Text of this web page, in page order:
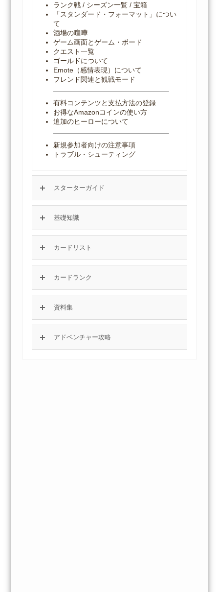
ランク戦 / シーズン一覧 / 宝箱
「スタンダード・フォーマット」につい
て
酒場の喧嘩
ゲーム画面とゲーム・ボード
クエスト一覧
ゴールドについて
Emote（感情表現）について
フレンド関連と観戦モード
有料コンテンツと支払方法の登録
お得なAmazonコインの使い方
追加のヒーローについて
新規参加者向けの注意事項
トラブル・シューティング
スターターガイド
基礎知識
カードリスト
カードランク
資料集
アドベンチャー攻略